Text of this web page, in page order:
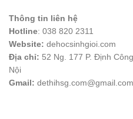
Thông tin liên hệ
Hotline: 038 820 2311
Website: dehocsinhgioi.com
Địa chỉ: 52 Ng. 177 P. Định
Nội
Gmail: dethihsg.com@gmail.com